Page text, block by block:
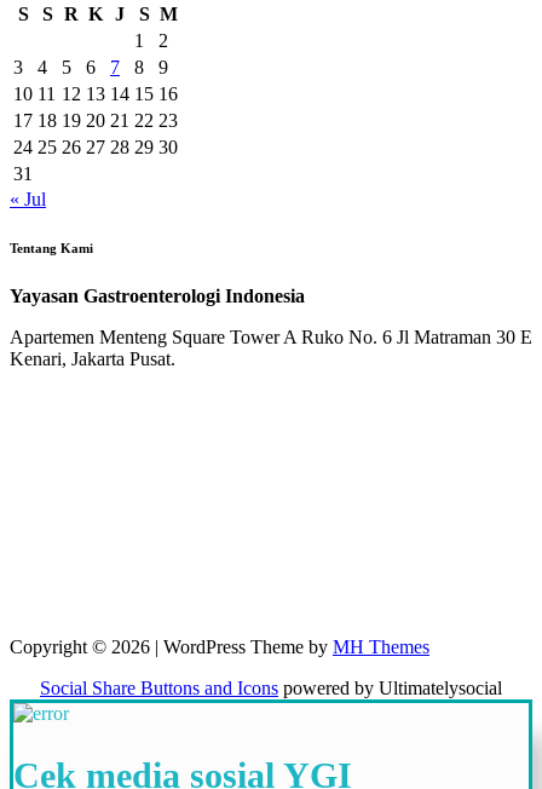
S
S R K J S M
1
2
3
4 5 6 7 8
9
10 11 12 13 14 15 16
17 18 19 20 21 22 23
24 25 26 27 28 29 30
31
« Jul
Tentang Kami
Yayasan Gastroenterologi Indonesia
Apartemen Menteng Square Tower A Ruko No. 6 Jl Matraman 30 E
Kenari, Jakarta Pusat.
Copyright © 2026 | WordPress Theme by MH Themes
Social Share Buttons and Icons powered by Ultimatelysocial
Cek media sosial YGI